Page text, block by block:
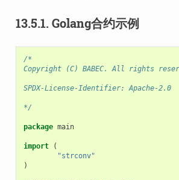
13.5.1. Golang合约示例
/*
Copyright (C) BABEC. All rights
SPDX-License-Identifier: Apache-2.0
*/
package main
import
(
"strconv"
)